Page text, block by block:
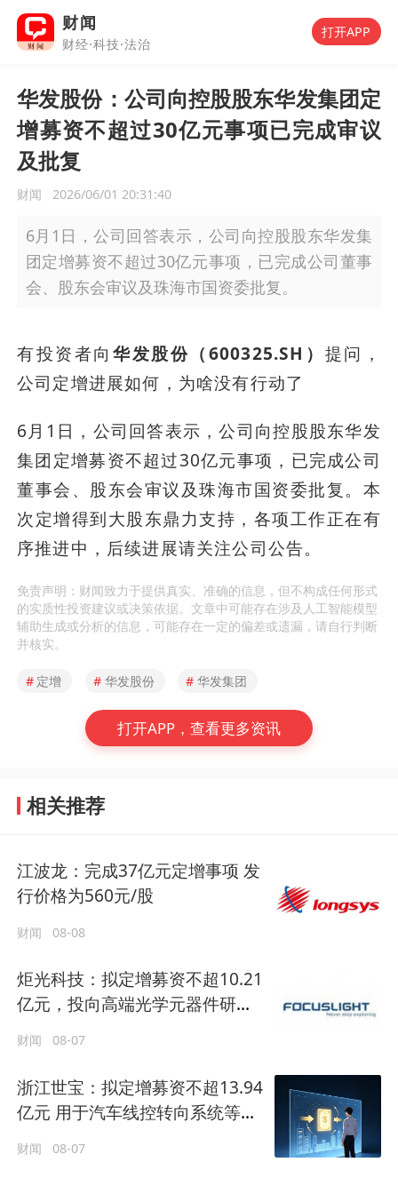
财闻
财经·科技·法治
打开APP
华发股份：公司向控股股东华发集团定
增募资不超过30亿元事项已完成审议
及批复
财闻 2026/06/01 20:31:40
6月1日，公司回答表示，公司向控股股东华发集
团定增募资不超过30亿元事项，已完成公司董事
会、股东会审议及珠海市国资委批复。
有投资者向 华发股份（600325.SH） 提问，
公司定增进展如何，为啥没有行动了
6月1日，公司回答表示，公司向控股股东华发
集团定增募资不超过30亿元事项，已完成公司
董事会、股东会审议及珠海市国资委批复。本
次定增得到大股东鼎力支持，各项工作正在有
序推进中，后续进展请关注公司公告。
免责声明：财闻致力于提供真实、准确的信息，但不构成任何形式
的实质性投资建议或决策依据。文章中可能存在涉及人工智能模型
辅助生成或分析的信息，可能存在一定的偏差或遗漏，请自行判断
并核实。
# 定增 # 华发股份 # 华发集团
打开APP，查看更多资讯
相关推荐
江波龙：完成37亿元定增事项 发
行价格为560元/股
财闻 08-08
炬光科技：拟定增募资不超10.21
亿元，投向高端光学元器件研发
财闻 08-07
浙江世宝：拟定增募资不超13.94
亿元 用于汽车线控转向系统等项
财闻 08-07